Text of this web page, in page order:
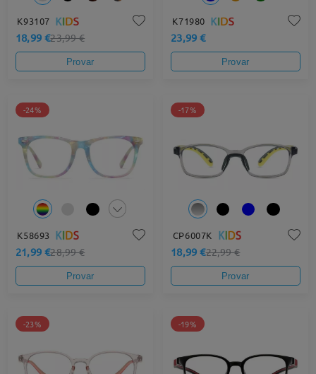
K93107
18,99 €23,99 €
Provar
K71980
23,99 €
Provar
-24%
K58693
21,99 €28,99 €
Provar
-17%
CP6007K
18,99 €22,99 €
Provar
-23% -19%